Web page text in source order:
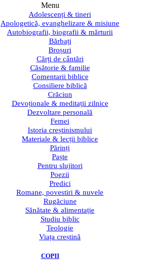
Menu
Adolescenți & tineri
Apologetică, evanghelizare & misiune
Autobiografii, biografii & mărturii
Bărbați
Broșuri
Cărți de cântări
Căsătorie & familie
Comentarii biblice
Consiliere biblică
Crăciun
Devoționale & meditații zilnice
Dezvoltare personală
Femei
Istoria creștinismului
Materiale & lecții biblice
Părinți
Paște
Pentru slujitori
Poezii
Predici
Romane, povestiri & nuvele
Rugăciune
Sănătate & alimentație
Studiu biblic
Teologie
Viața creștină
COPII